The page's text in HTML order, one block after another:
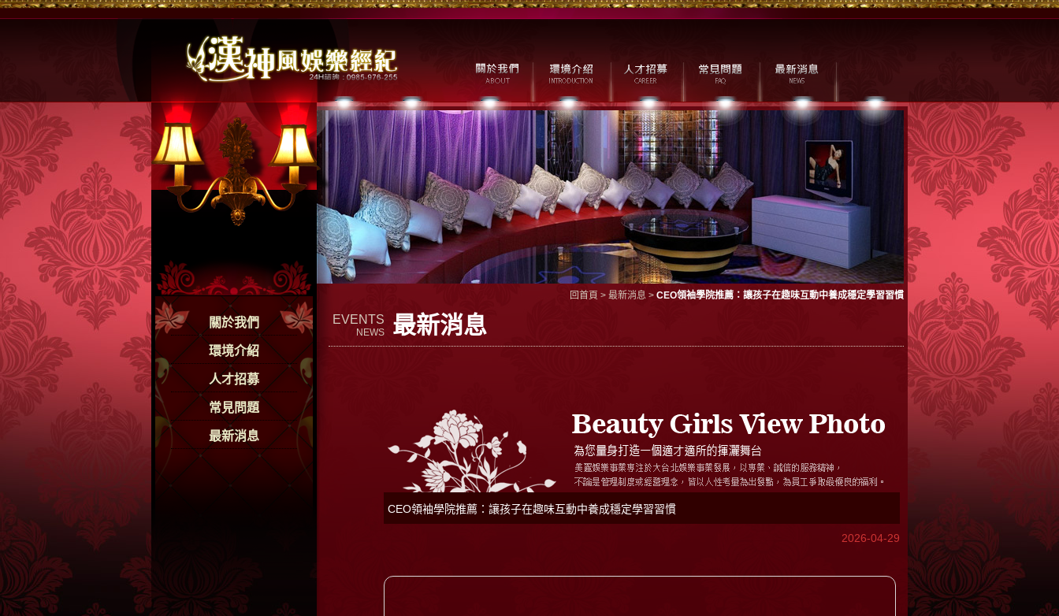
關於我們
環境介紹
人才招募
常見問題
最新消息
回首頁 > 最新消息 > CEO領袖學院推薦：讓孩子在趣味互動中養成穩定學習習慣
EVENTS
NEWS 最新消息
CEO領袖學院推薦：讓孩子在趣味互動中養成穩定學習習慣
2026-04-29